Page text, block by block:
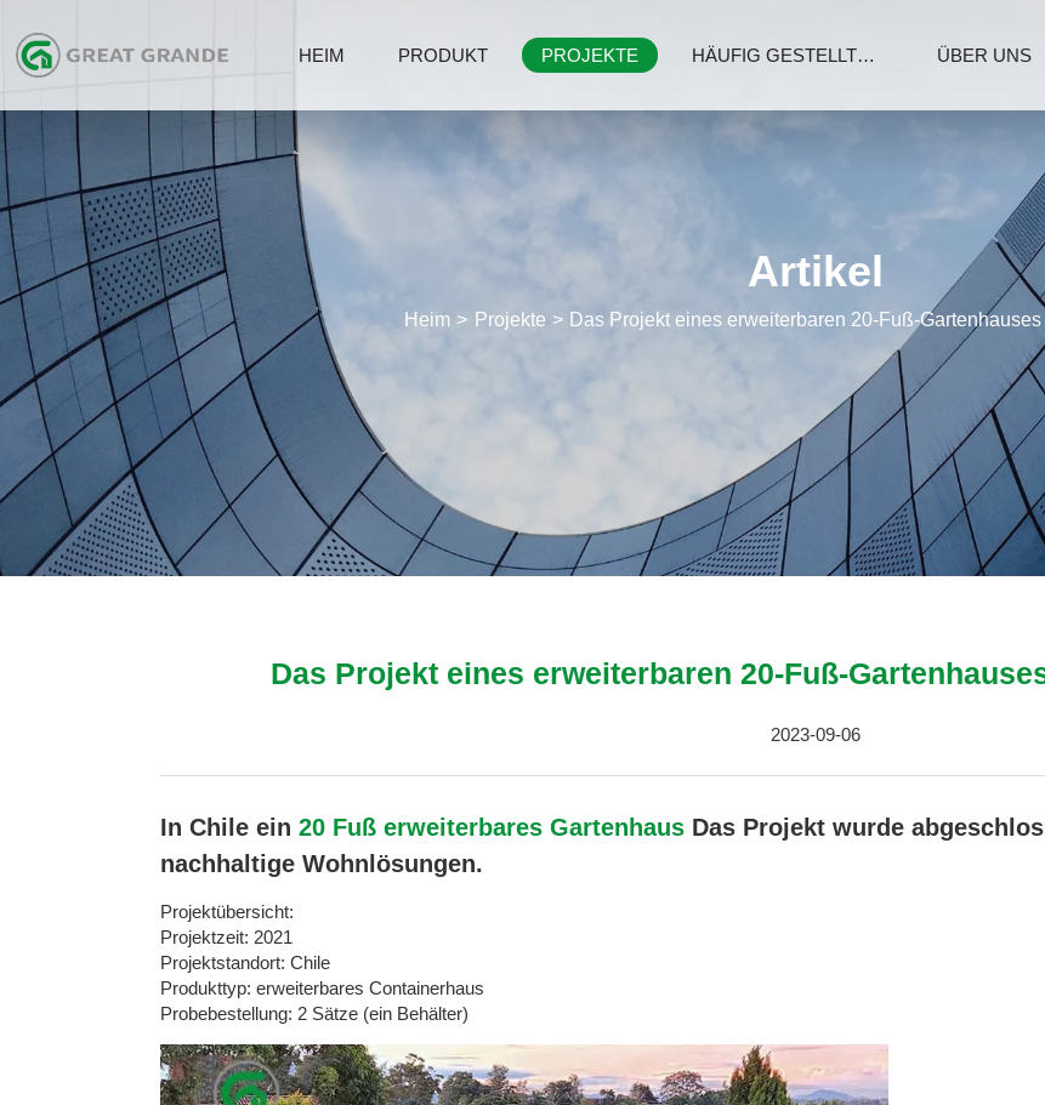
HEIM PRODUKT PROJEKTE HÄUFIG GESTELLTE FRAGEN ÜBER UNS
Artikel
Heim Projekte Das Projekt eines erweiterbaren 20-Fuß-
Das Projekt eines erweiterbaren 20-Fuß-
2023-09-06
In Chile ein 20 Fuß erweiterbares Gartenhaus Das Projekt wurde
nachhaltige Wohnlösungen.
Projektübersicht:
Projektzeit: 2021
Projektstandort: Chile
Produkttyp: erweiterbares Containerhaus
Probebestellung: 2 Sätze (ein Behälter)